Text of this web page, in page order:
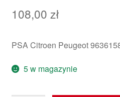
108,00 zł
PSA Citroen Peugeot
5 w magazynie